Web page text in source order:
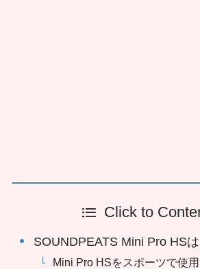
Click to
SOUNDPEATS Mini Pro HS
Mini Pro HSをスポーツで使用